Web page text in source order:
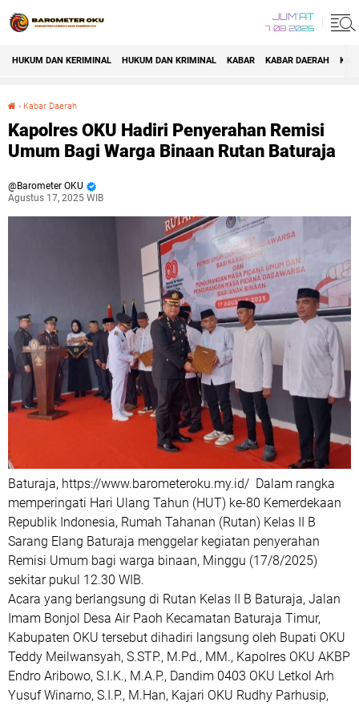
JUM'AT
7 08 2026
HUKUM DAN KERIMINAL HUKUM DAN KRIMINAL KABAR KABAR DAERAH
› Kabar Daerah
Kapolres OKU Hadiri Penyerahan Remisi
Umum Bagi Warga Binaan Rutan Baturaja
Barometer OKU
Agustus 17, 2025 WIB
Baturaja, https://www.barometeroku.my.id/ Dalam rangka
memperingati Hari Ulang Tahun (HUT) ke-80 Kemerdekaan
Republik Indonesia, Rumah Tahanan (Rutan) Kelas II B
Sarang Elang Baturaja menggelar kegiatan penyerahan
Remisi Umum bagi warga binaan, Minggu (17/8/2025)
sekitar pukul 12.30 WIB.
Acara yang berlangsung di Rutan Kelas II B Baturaja, Jalan
Imam Bonjol Desa Air Paoh Kecamatan Baturaja Timur,
Kabupaten OKU tersebut dihadiri langsung oleh Bupati OKU
Teddy Meilwansyah, S.STP., M.Pd., MM., Kapolres OKU AKBP
Endro Aribowo, S.I.K., M.A.P., Dandim 0403 OKU Letkol Arh
Yusuf Winarno, S.I.P., M.Han, Kajari OKU Rudhy Parhusip,